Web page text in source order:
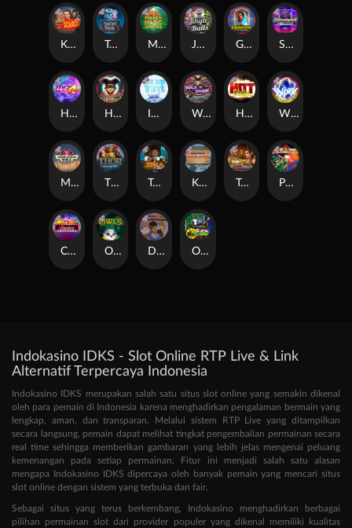
Manhattan Goes Wild
Kiss My Chainsaw Tractor Beam
Casino Win Spin
Hot Nudge
Starstruck
Tomb of Nefertiti
Golden Genie And The Walking Wilds
Tesla Jolt
Dungeon Quest
Mayan Magic Wildfire
WiXX
Outsourced: Slash Game
Hot 4 Cash
Owls
Jingle Balls
Harlequin Carnival Walk of Shame
Kitchen Drama: Sushi Mania Pixies vs Pirates
Thor: Hammer Time
Ice Ice Yeti
Indokasino IDKS - Slot Online RTP Live & Link
Alternatif Terpercaya Indonesia
Indokasino IDKS merupakan salah satu situs slot online yang semakin dikenal
oleh para pemain di Indonesia karena menghadirkan pengalaman bermain yang
lengkap, aman, dan transparan. Melalui sistem RTP Live yang ditampilkan
secara langsung, pemain dapat melihat tingkat pengembalian permainan secara
real time sehingga memberikan gambaran yang lebih jelas mengenai peluang
kemenangan pada setiap permainan. Fitur ini menjadi salah satu alasan
mengapa Indokasino IDKS dipercaya oleh banyak pemain yang mencari situs
slot online dengan sistem yang terbuka dan fair.
Sebagai situs yang terus berkembang, Indokasino menghadirkan berbagai
pilihan permainan slot dari provider populer yang dikenal memiliki kualitas